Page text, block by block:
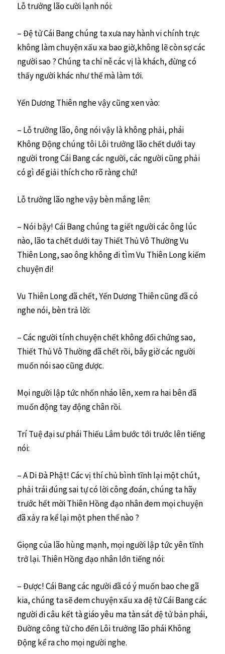
Lỗ trưởng lão cười lạnh nói:
– Đệ tử Cái Bang chúng ta xưa nay hành vi chính trực
không làm chuyện xấu xa bao giờ,không lẽ còn sợ các
người sao ? Chúng ta chỉ nễ các vị là khách, đừng có
thấy người khác như thế mà làm tới.
Yến Dương Thiên nghe vậy cũng xen vào:
– Lỗ trưởng lão, ông nói vậy là không phải, phái
Không Động chúng tôi Lôi trưởng lão chết dưới tay
người trong Cái Bang các người, các người cũng phải
có gì để giải thích cho rõ ràng chứ!
Lỗ trưởng lão nghe vậy bèn mắng lên:
– Nói bậy! Cái Bang chúng ta giết người các ông lúc
nào, lão ta chết dưới tay Thiết Thủ Vô Thường Vu
Thiên Long, sao ông không đi tìm Vu Thiên Long kiếm
chuyện đi!
Vu Thiên Long đã chết, Yến Dương Thiên cũng đã có
nghe nói, bèn trả lời:
– Các người tính chuyện chết không đối chứng sao,
Thiết Thủ Vô Thường đã chết rồi, bây giờ các người
muốn nói sao cũng được.
Mọi người lập tức nhốn nháo lên, xem ra hai bên đã
muốn động tay động chân rồi.
Trí Tuệ đại sư phái Thiếu Lâm bước tới trước lên tiếng
nói:
– A Di Đà Phật! Các vị thí chủ bình tĩnh lại một chút,
phải trái đúng sai tự có lời công đoán, chúng ta hãy
trước hết mời Thiên Hồng đạo nhân đem mọi chuyện
đã xảy ra kể lại một phen thế nào ?
Giọng của lão hùng mạnh, mọi người lập tức yên tĩnh
trở lại. Thiên Hồng đạo nhân lớn tiếng nói:
– Được! Cái Bang các người đã có ý muốn bao che gã
kia, chúng ta sẽ đem chuyện xấu xa đệ tử Cái Bang các
người đi câu kết tà giáo yêu ma tàn sát đệ tử bản phái,
Đường công tử cho đến Lôi trưởng lão phái Không
Động kể ra cho mọi người nghe.